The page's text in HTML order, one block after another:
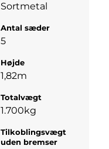
Sortmetal
Antal sæder
5
Højde
1,82m
Totalvægt
1.700kg
Tilkoblingsvægt
uden bremser